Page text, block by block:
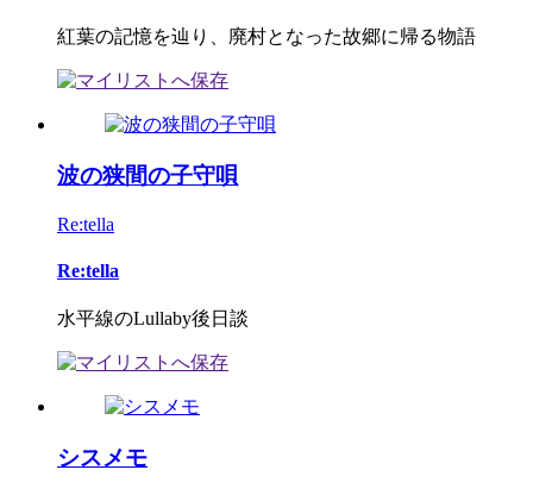
紅葉の記憶を辿り、廃村となった故郷に帰る物語
波の狭間の子守唄
Re:tella
Re:tella
水平線のLullaby後日談
シスメモ